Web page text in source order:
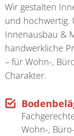
Wir gestalten
und hochwertig.
Innenausbau &
handwerkliche
– für Wohn-,
Charakter.
Wohn-,